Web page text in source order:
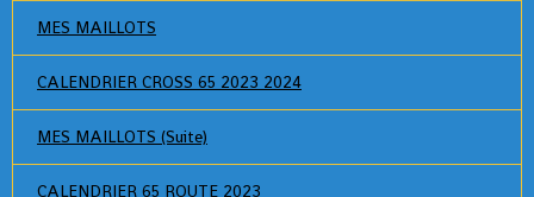
MES MAILLOTS
CALENDRIER CROSS 65 2023 2024
MES MAILLOTS (Suite)
CALENDRIER 65 ROUTE 2023